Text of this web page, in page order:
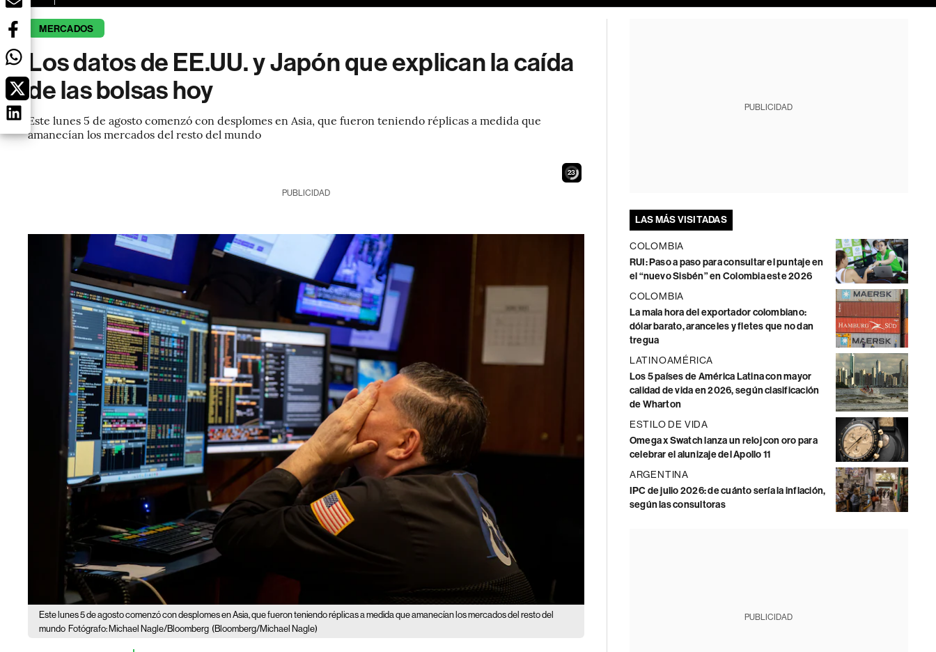
MERCADOS
Los datos de EE.UU. y Japón que explican la caída
de las bolsas hoy
Este lunes 5 de agosto comenzó con desplomes en Asia, que fueron teniendo réplicas a medida que
amanecían los mercados del resto del mundo
22
PUBLICIDAD
Este lunes 5 de agosto comenzó con desplomes en Asia, que fueron teniendo réplicas a medida que amanecían los mercados del resto del
mundo Fotógrafo: Michael Nagle/Bloomberg (Bloomberg/Michael Nagle)
PUBLICIDAD
LAS MÁS VISITADAS
COLOMBIA
RUI: Paso a paso para consultar el puntaje en
el “nuevo Sisbén” en Colombia este 2026
COLOMBIA
La mala hora del exportador colombiano:
dólar barato, aranceles y fletes que no dan
tregua
LATINOAMÉRICA
Los 5 países de América Latina con mayor
calidad de vida en 2026, según clasificación
de Wharton
ESTILO DE VIDA
Omega x Swatch lanza un reloj con oro para
celebrar el alunizaje del Apollo 11
ARGENTINA
IPC de julio 2026: de cuánto sería la inflación,
según las consultoras
PUBLICIDAD